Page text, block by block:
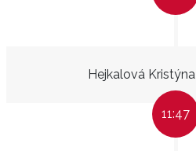
Hejkalová Kristýna
11:47